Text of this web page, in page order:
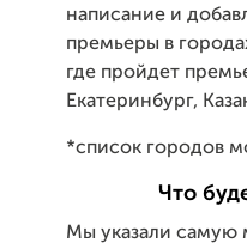
написание и
премьеры в
где пройдет
Екатеринбург,
*список городов
Что
Мы указали самую